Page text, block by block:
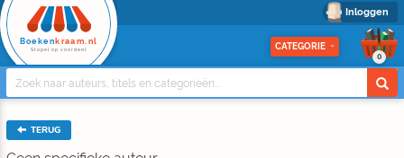
Inloggen
Boeken kraam.nl
Stapel op voordeel CATEGORIE
0
TERUG